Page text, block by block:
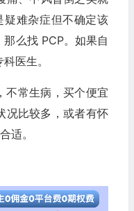
疑难杂症但不确定该
么找 PCP。如果自
医生。
不常生病，买个便宜
况比较多，或者有怀
适。